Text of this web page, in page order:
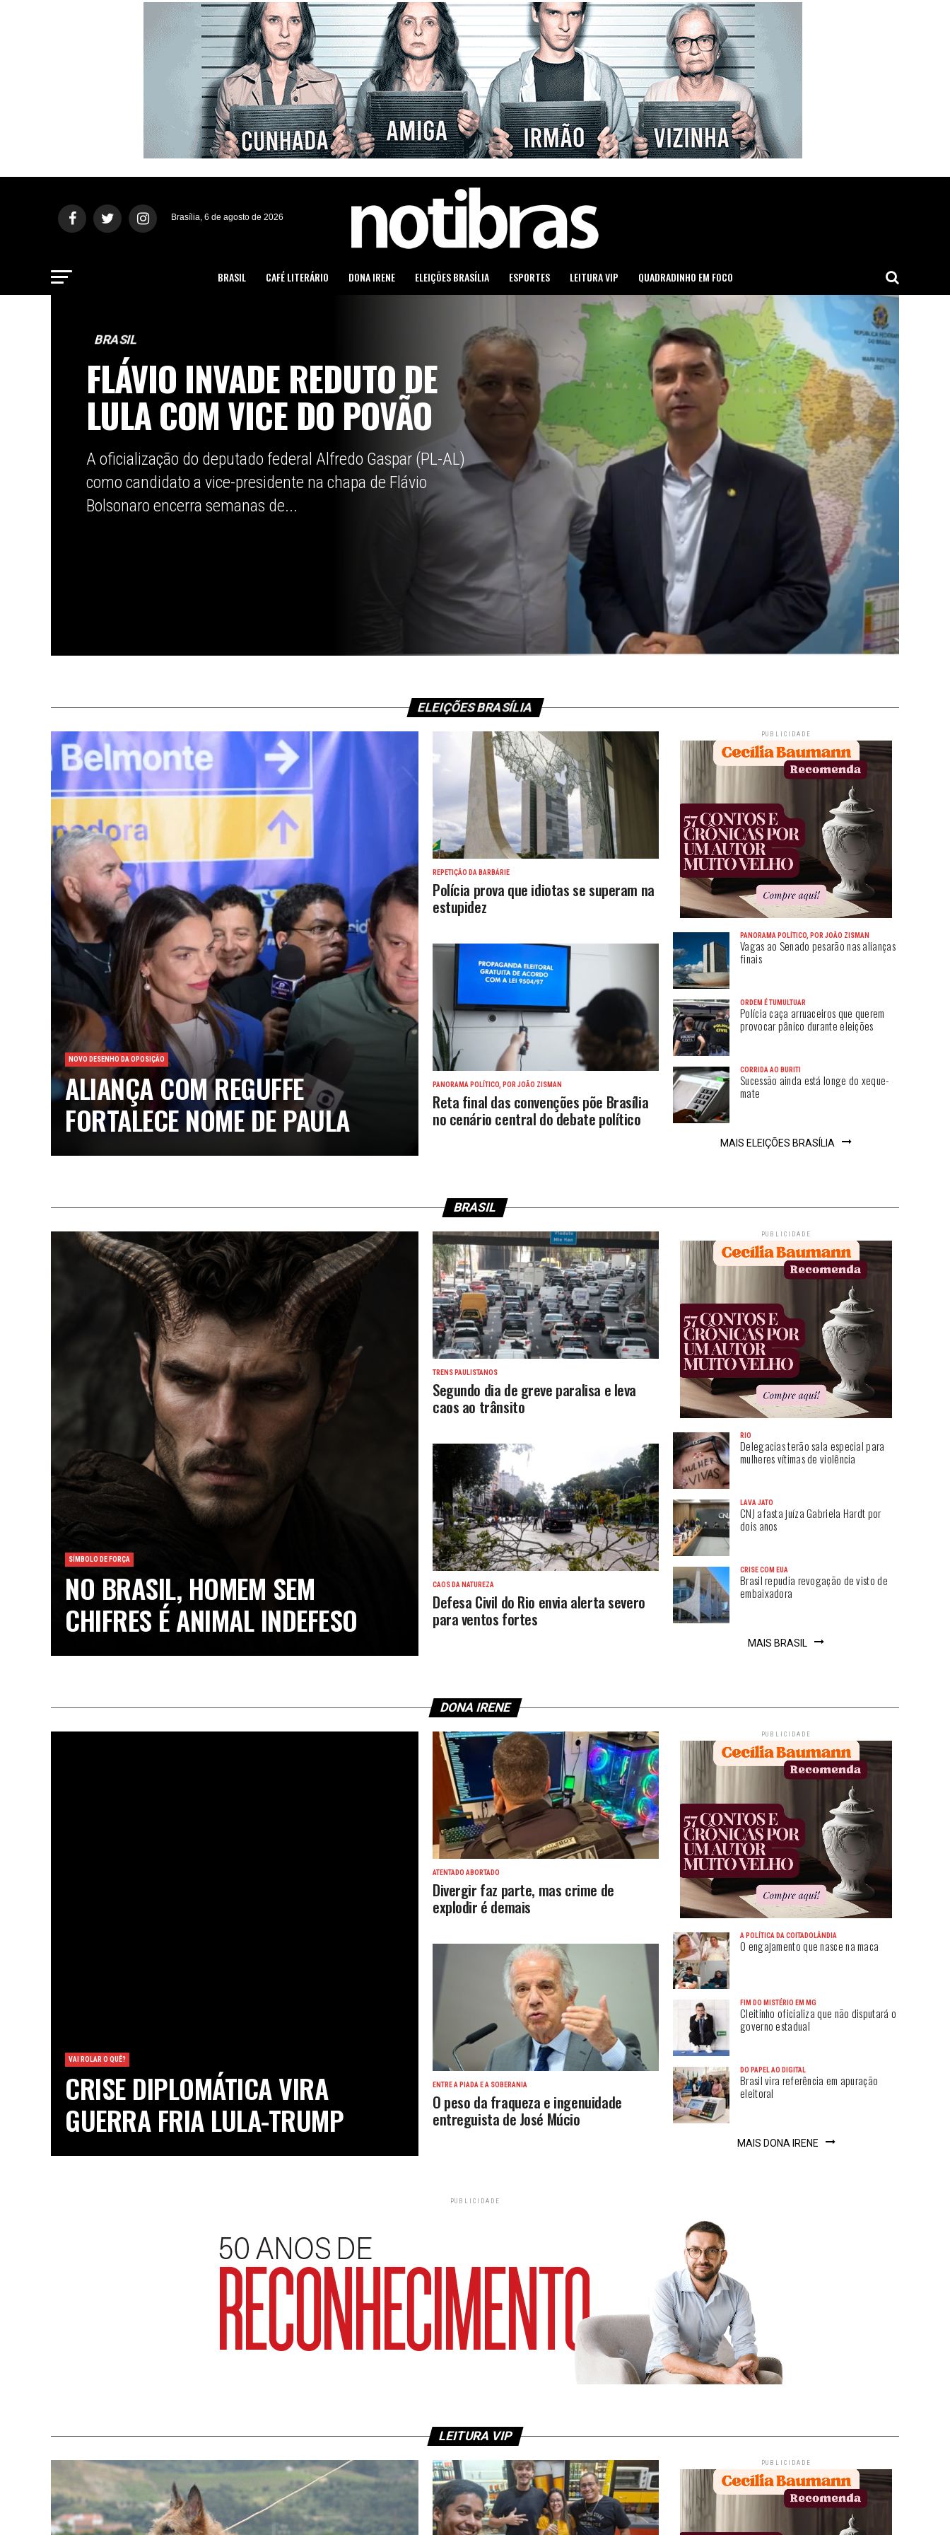
Brasília, 6 de agosto de 2026
BRASIL CAFÉ LITERÁRIO DONA IRENE ELEIÇÕES BRASÍLIA ESPORTES LEITURA VIP QUADRADINHO EM FOCO
BRASIL
FLÁVIO INVADE REDUTO DE
LULA COM VICE DO POVÃO
A oficialização do deputado federal Alfredo Gaspar (PL-AL)
como candidato a vice-presidente na chapa de Flávio
Bolsonaro encerra semanas de...
ELEIÇÕES BRASÍLIA
NOVO DESENHO DA OPOSIÇÃO
ALIANÇA COM REGUFFE
FORTALECE NOME DE PAULA
REPETIÇÃO DA BARBÁRIE
Polícia prova que idiotas se superam na
estupidez
PANORAMA POLÍTICO, POR JOÃO ZISMAN
Reta final das convenções põe Brasília
no cenário central do debate político
PUBLICIDADE
PANORAMA POLÍTICO, POR JOÃO ZISMAN
Vagas ao Senado pesarão nas alianças
finais
ORDEM É TUMULTUAR
Polícia caça arruaceiros que querem
provocar pânico durante eleições
CORRIDA AO BURITI
Sucessão ainda está longe do xeque-
mate
MAIS ELEIÇÕES BRASÍLIA
BRASIL
SÍMBOLO DE FORÇA
NO BRASIL, HOMEM SEM
CHIFRES É ANIMAL INDEFESO
TRENS PAULISTANOS
Segundo dia de greve paralisa e leva
caos ao trânsito
CAOS DA NATUREZA
Defesa Civil do Rio envia alerta severo
para ventos fortes
PUBLICIDADE
RIO
Delegacias terão sala especial para
mulheres vítimas de violência
LAVA JATO
CNJ afasta juíza Gabriela Hardt por
dois anos
CRISE COM EUA
Brasil repudia revogação de visto de
embaixadora
MAIS BRASIL
DONA IRENE
VAI ROLAR O QUÊ?
CRISE DIPLOMÁTICA VIRA
GUERRA FRIA LULA-TRUMP
ATENTADO ABORTADO
Divergir faz parte, mas crime de
explodir é demais
ENTRE A PIADA E A SOBERANIA
O peso da fraqueza e ingenuidade
entreguista de José Múcio
PUBLICIDADE
A POLÍTICA DA COITADOLÂNDIA
O engajamento que nasce na maca
FIM DO MISTÉRIO EM MG
Cleitinho oficializa que não disputará o
governo estadual
DO PAPEL AO DIGITAL
Brasil vira referência em apuração
eleitoral
MAIS DONA IRENE
PUBLICIDADE
LEITURA VIP
PUBLICIDADE